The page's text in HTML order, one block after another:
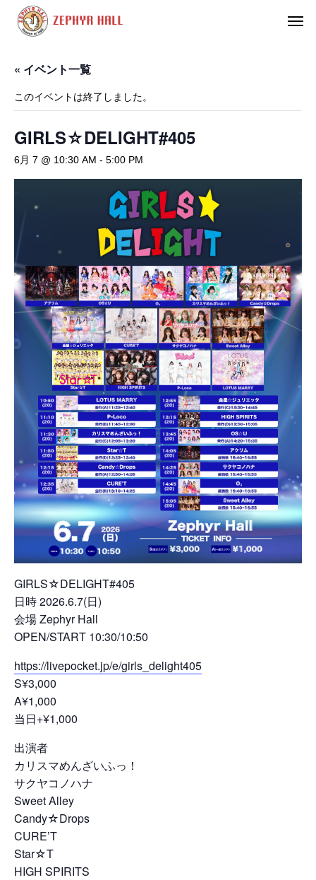
« イベント一覧
このイベントは終了しました。
GIRLS☆DELIGHT#405
6月 7 @ 10:30 AM - 5:00 PM
GIRLS☆DELIGHT#405
日時 2026.6.7(日)
会場 Zephyr Hall
OPEN/START 10:30/10:50
https://livepocket.jp/e/girls_delight405
S¥3,000
A¥1,000
当日+¥1,000
出演者
カリスマめんざいふっ！
サクヤコノハナ
Sweet Alley
Candy☆Drops
CURE’T
Star☆T
HIGH SPIRITS